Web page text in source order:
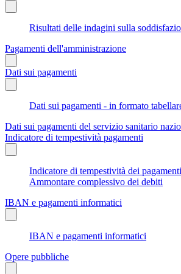
Risultati delle indagini sulla
Pagamenti dell'amministrazione
Dati sui pagamenti
Dati sui pagamenti - in formato
Dati sui pagamenti del servizio sanitario
Indicatore di tempestività pagamenti
Indicatore di tempestività dei pagamenti
Ammontare complessivo dei debiti
IBAN e pagamenti informatici
IBAN e pagamenti informatici
Opere pubbliche